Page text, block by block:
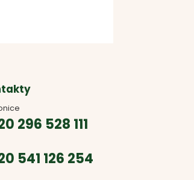
296 528 111
541 126 254